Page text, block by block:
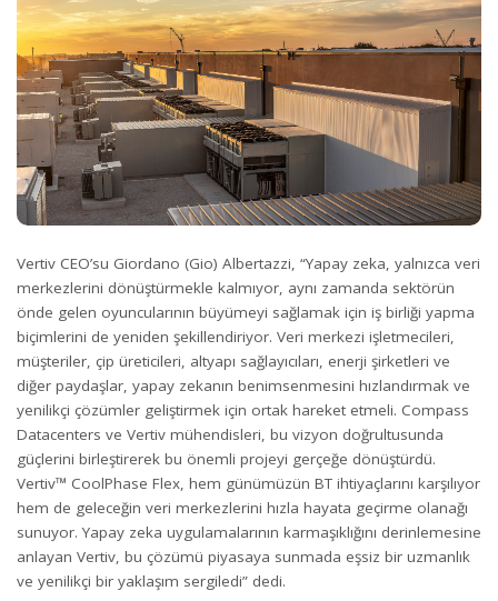
Vertiv CEO’su Giordano (Gio) Albertazzi, “Yapay zeka, yalnızca veri
merkezlerini dönüştürmekle kalmıyor, aynı zamanda sektörün
önde gelen oyuncularının büyümeyi sağlamak için iş birliği yapma
biçimlerini de yeniden şekillendiriyor. Veri merkezi işletmecileri,
müşteriler, çip üreticileri, altyapı sağlayıcıları, enerji şirketleri ve
diğer paydaşlar, yapay zekanın benimsenmesini hızlandırmak ve
yenilikçi çözümler geliştirmek için ortak hareket etmeli. Compass
Datacenters ve Vertiv mühendisleri, bu vizyon doğrultusunda
güçlerini birleştirerek bu önemli projeyi gerçeğe dönüştürdü.
Vertiv™ CoolPhase Flex, hem günümüzün BT ihtiyaçlarını karşılıyor
hem de geleceğin veri merkezlerini hızla hayata geçirme olanağı
sunuyor. Yapay zeka uygulamalarının karmaşıklığını derinlemesine
anlayan Vertiv, bu çözümü piyasaya sunmada eşsiz bir uzmanlık
ve yenilikçi bir yaklaşım sergiledi” dedi.